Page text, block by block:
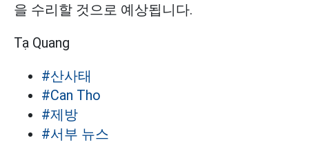
을 수리할 것으로 예상됩니다.
Tạ Quang
#산사태
#Can Tho
#제방
#서부 뉴스